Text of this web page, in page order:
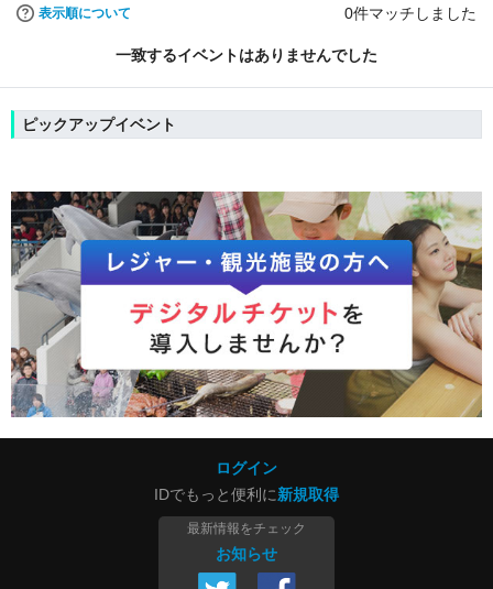
表示順について 0件マッチしました
一致するイベントはありませんでした
ピックアップイベント
ログイン
IDでもっと便利に新規取得
最新情報をチェック
お知らせ